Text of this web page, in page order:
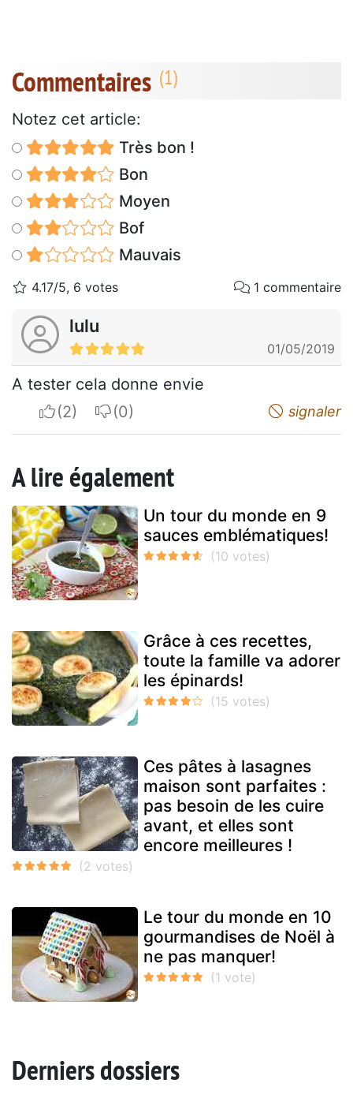
Commentaires
Notez cet article:
Très bon !
Bon
Moyen
Bof
Mauvais
4.17/5, 6 votes 1 commentaire
lulu
01/05/2019
A tester cela donne envie
I apreciateI do not appreciate signaler
A lire également
Un tour du monde en 9
sauces emblématiques!
Grâce à ces recettes,
toute la famille va adorer
les épinards!
Ces pâtes à lasagnes
maison sont parfaites :
pas besoin de les cuire
avant, et elles sont
encore meilleures !
Le tour du monde en 10
gourmandises de Noël à
ne pas manquer!
Derniers dossiers